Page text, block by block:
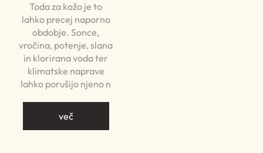
Toda za kožo je to
lahko precej naporno
obdobje. Sonce,
vročina, potenje, slana
in klorirana voda ter
klimatske naprave
lahko porušijo njeno n
več